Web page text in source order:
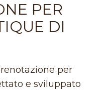
PER
DI
per
e sviluppato